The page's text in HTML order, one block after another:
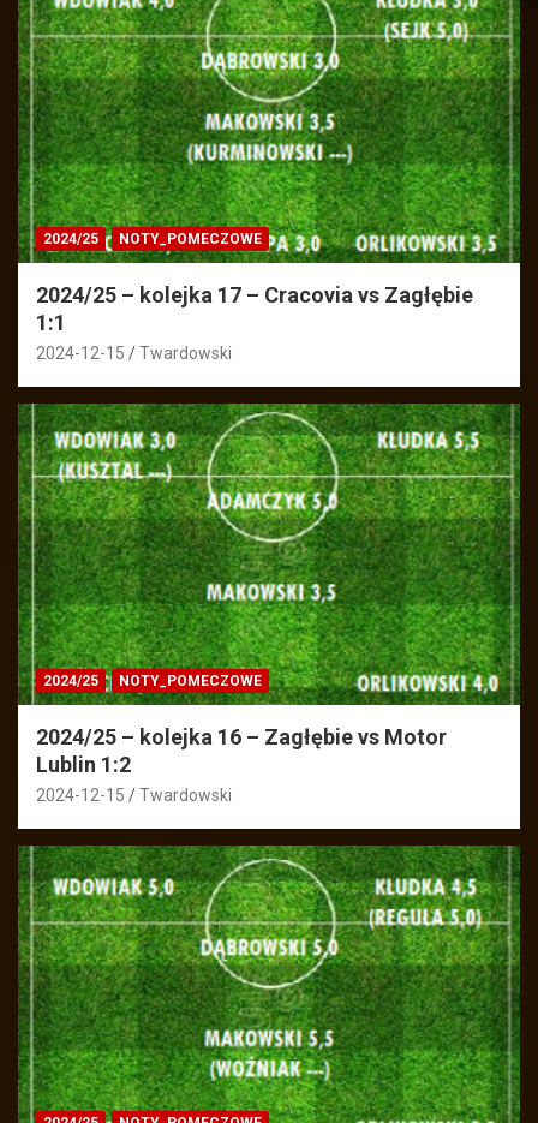
2024/25 NOTY_POMECZOWE
2024/25 – kolejka 17 – Cracovia vs Zagłębie
1:1
2024-12-15 Twardowski
2024/25 NOTY_POMECZOWE
2024/25 – kolejka 16 – Zagłębie vs Motor
Lublin 1:2
2024-12-15 Twardowski